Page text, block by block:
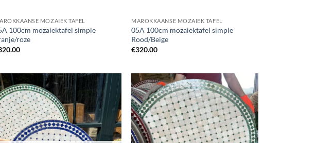
MOZAIEK TAFEL
100cm mozaiektafel simple
roze
MAROKKAANSE MOZAIEK TAFEL
05A 100cm mozaiektafel simple
Rood/Beige
€320.00